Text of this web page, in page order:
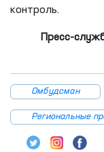
контроль.
Пресс-
Омбудсман
Региональные